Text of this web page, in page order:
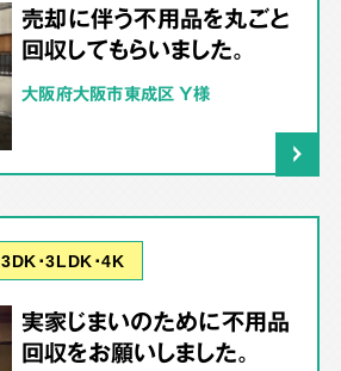
売却に伴う不用品を丸ごと
回収してもらいました。
大阪府大阪市東成区 Y様
3DK･3LDK･4K
実家じまいのために不用品
回収をお願いしました。